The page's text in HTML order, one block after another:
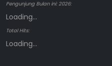
Pengunjung Bulan ini: 2026:
Loading...
Total Hits:
Loading...